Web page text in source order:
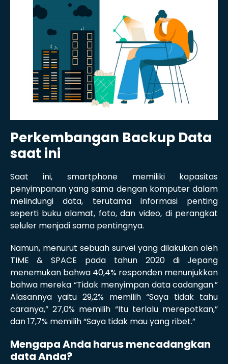
Perkembangan Backup Data
saat ini
Saat ini, smartphone memiliki kapasitas
penyimpanan yang sama dengan komputer dalam
melindungi data, terutama informasi penting
seperti buku alamat, foto, dan video, di perangkat
seluler menjadi sama pentingnya.
Namun, menurut sebuah survei yang dilakukan oleh
TIME & SPACE pada tahun 2020 di Jepang
menemukan bahwa 40,4% responden menunjukkan
bahwa mereka “Tidak menyimpan data cadangan.”
Alasannya yaitu 29,2% memilih “Saya tidak tahu
caranya,” 27,0% memilih “Itu terlalu merepotkan,”
dan 17,7% memilih “Saya tidak mau yang ribet.”
Mengapa Anda harus mencadangkan
data Anda?